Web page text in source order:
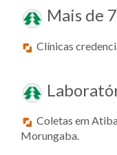
Mais de
Clínicas
Coletas em
Morungaba.